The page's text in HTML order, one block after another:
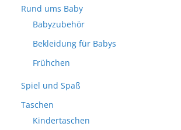
Rund ums Baby
Babyzubehör
Bekleidung für Babys
Frühchen
Spiel und Spaß
Taschen
Kindertaschen